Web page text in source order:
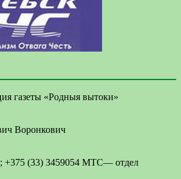
газеты «Родныя вытоки»
Воронкович
+375 (33) 3459054 МТС— отдел